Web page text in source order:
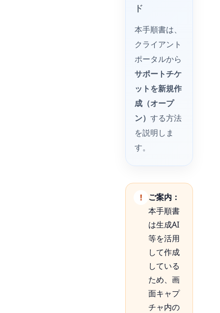
ド
本手順書は、
クライアント
ポータルから
サポートチケ
ットを新規作
成（オープ
ン）する方法
を説明しま
す。
ご案内：
本手順書
は生成AI
等を活用
して作成
している
ため、画
面キャプ
チャ内の